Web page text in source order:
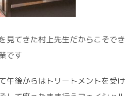
見てきた村上先生だからこそでき
です
午後からはトリートメントを受け